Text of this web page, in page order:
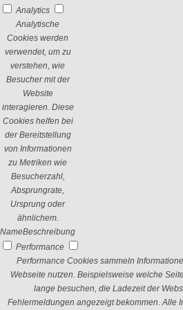
Analytics
Analytische
Cookies werden
verwendet, um zu
verstehen, wie
Besucher mit der
Website
interagieren. Diese
Cookies helfen bei
der Bereitstellung
von Informationen
zu Metriken wie
Besucherzahl,
Absprungrate,
Ursprung oder
ähnlichem.
NameBeschreibung
Performance
Performance Cookies sammeln
Webseite nutzen. Beispielsweise welche
lange besuchen, die Ladezeit der
Fehlermeldungen angezeigt bekommen. Alle